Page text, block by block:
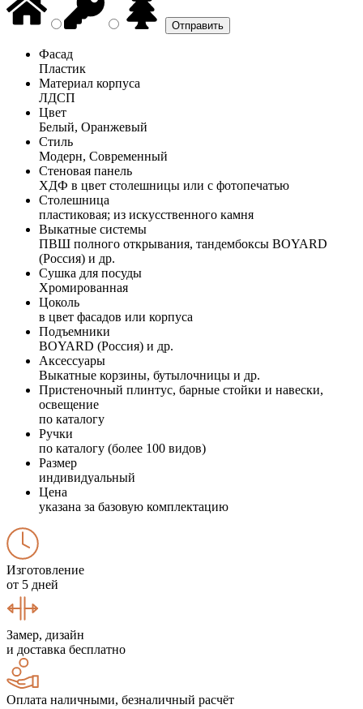
Фасад
Пластик
Материал корпуса
ЛДСП
Цвет
Белый, Оранжевый
Стиль
Модерн, Современный
Стеновая панель
ХДФ в цвет столешницы или с фотопечатью
Столешница
пластиковая; из искусственного камня
Выкатные системы
ПВШ полного открывания, тандембоксы BOYARD
(Россия) и др.
Сушка для посуды
Хромированная
Цоколь
в цвет фасадов или корпуса
Подъемники
BOYARD (Россия) и др.
Аксессуары
Выкатные корзины, бутылочницы и др.
Пристеночный плинтус, барные стойки и навески,
освещение
по каталогу
Ручки
по каталогу (более 100 видов)
Размер
индивидуальный
Цена
указана за базовую комплектацию
Изготовление
от 5 дней
Замер, дизайн
и доставка бесплатно
Оплата наличными, безналичный расчёт